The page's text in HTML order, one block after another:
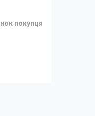
покупця